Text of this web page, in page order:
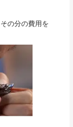
の分の費用を